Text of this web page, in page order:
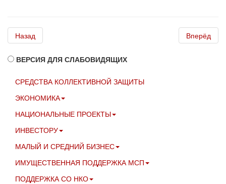
Назад Вперёд
ВЕРСИЯ ДЛЯ СЛАБОВИДЯЩИХ
СРЕДСТВА КОЛЛЕКТИВНОЙ ЗАЩИТЫ
ЭКОНОМИКА
НАЦИОНАЛЬНЫЕ ПРОЕКТЫ
ИНВЕСТОРУ
МАЛЫЙ И СРЕДНИЙ БИЗНЕС
ИМУЩЕСТВЕННАЯ ПОДДЕРЖКА МСП
ПОДДЕРЖКА СО НКО